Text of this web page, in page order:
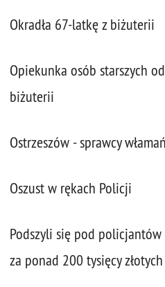
Okradła 67-latkę z biżuterii
Opiekunka osób starszych
biżuterii
Ostrzeszów - sprawcy
Oszust w rękach Policji
Podszyli się pod
za ponad 200 tysięcy złotych